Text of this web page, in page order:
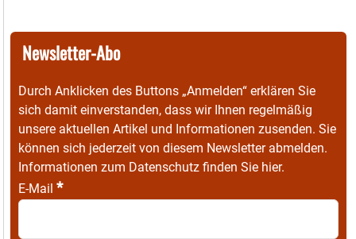
Newsletter-Abo
Durch Anklicken des Buttons „Anmelden“ erklären Sie
sich damit einverstanden, dass wir Ihnen regelmäßig
unsere aktuellen Artikel und Informationen zusenden. Sie
können sich jederzeit von diesem Newsletter abmelden.
Informationen zum Datenschutz finden Sie hier.
E-Mail *